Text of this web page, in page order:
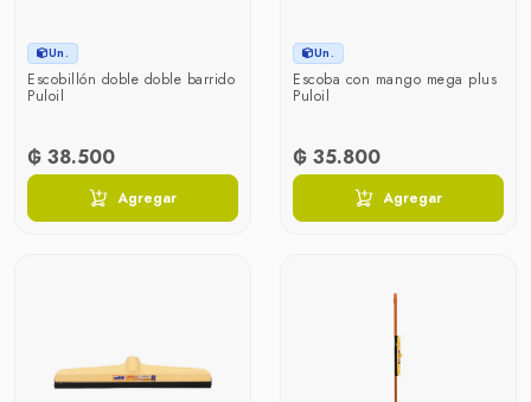
Un.
Escobillón doble doble barrido
Puloil
₲ 38.500
Agregar
Un.
Escoba con mango mega plus
Puloil
₲ 35.800
Agregar